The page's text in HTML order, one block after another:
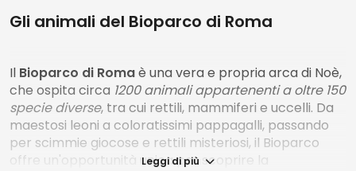
importanti al mondo, e il Bioparco stesso, che ospita
una vasta collezione di animali.
Cosa c'è al Bioparco?
Il Bioparco di Roma è molto più di uno zoo tradizionale.
Gli animali del Bioparco di Roma
Il Bioparco di Romaè una vera e propria arca di Noè,
che ospita circa 1200 animali appartenenti a oltre 150
specie diverse, tra cui rettili, mammiferi e uccelli. Da
maestosi leoni a coloratissimi pappagalli, passando
per scimmie giocose e rettili misteriosi, il Bioparco
offre un'opportunità unica per scoprire la
Leggi di più